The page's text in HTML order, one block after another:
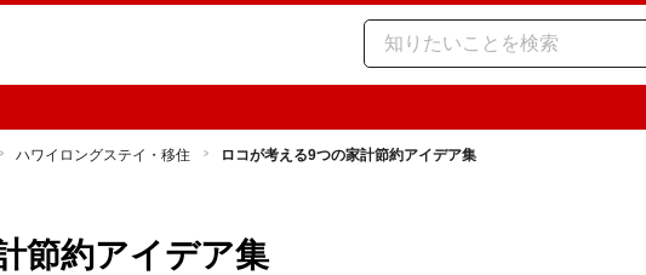
ハワイロングステイ・移住 ロコが考える9つの家計節約アイデア集
節約アイデア集